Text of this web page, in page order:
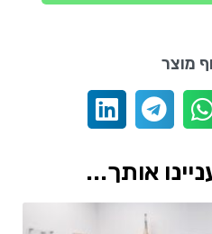
מוצר
אותך...